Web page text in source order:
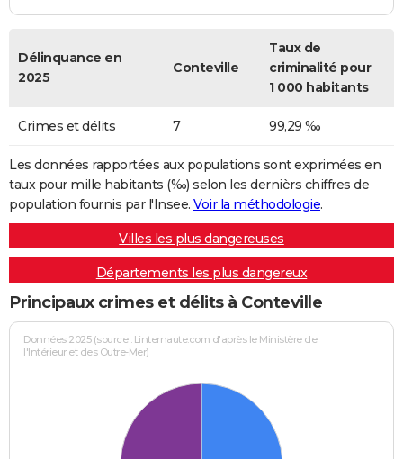
Délinquance en
2025
Conteville
Taux de
criminalité pour
1 000 habitants
Crimes et délits 7 99,29 ‰
Les données rapportées aux populations sont exprimées en
taux pour mille habitants (‰) selon les dernièrs chiffres de
population fournis par l'Insee. Voir la méthodologie.
Villes les plus dangereuses
Départements les plus dangereux
Principaux crimes et délits à Conteville
Données 2025 (source : Linternaute.com d'après le Ministère de
l'Intérieur et des Outre-Mer)